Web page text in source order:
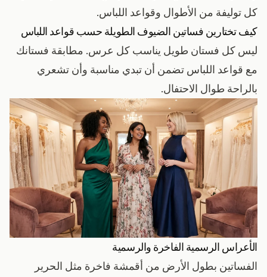
كل توليفة من الأطوال وقواعد اللباس.
كيف تختارين فساتين الضيوف الطويلة حسب قواعد اللباس
ليس كل فستان طويل يناسب كل عرس. مطابقة فستانك
مع قواعد اللباس تضمن أن تبدي مناسبة وأن تشعري
بالراحة طوال الاحتفال.
الأعراس الرسمية الفاخرة والرسمية
الفساتين بطول الأرض من أقمشة فاخرة مثل الحرير